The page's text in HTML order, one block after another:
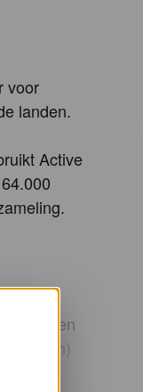
voor
landen.
Active
Eerder
en